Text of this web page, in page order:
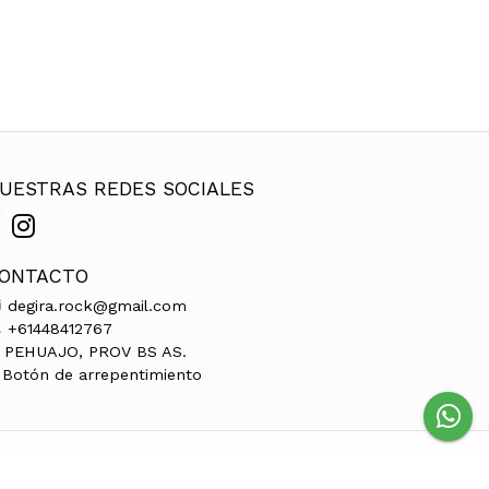
REDES SOCIALES
degira.rock@gmail.com
+61448412767
PEHUAJO, PROV BS AS.
de arrepentimiento